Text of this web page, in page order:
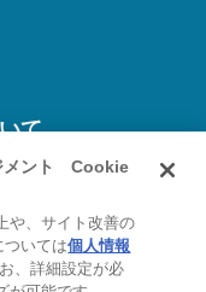
て
シー
メント Cookie
や、サイト改善の
ついては個人情報
、詳細設定が必